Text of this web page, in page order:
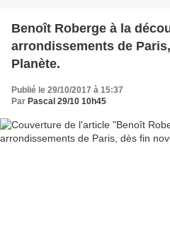
Benoît Roberge à la
arrondissements de
Planète.
Publié le 29/10/2017 à 15:37
Par Pascal 29/10 10h45